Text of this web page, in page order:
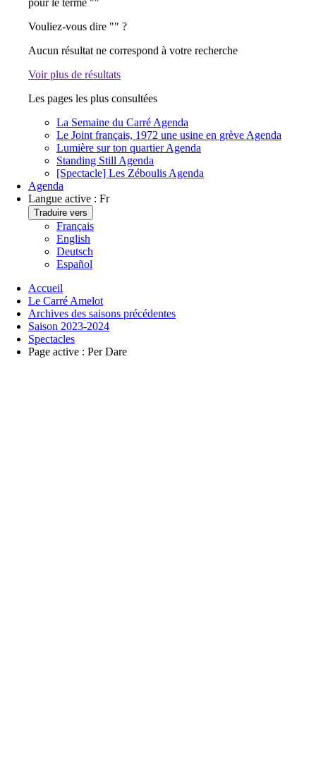
pour le terme ""
Vouliez-vous dire "" ?
Aucun résultat ne correspond à votre recherche
Voir plus de résultats
Les pages les plus consultées
La Semaine du Carré Agenda
Le Joint français, 1972 une usine en grève Agenda
Lumière sur ton quartier Agenda
Standing Still Agenda
[Spectacle] Les Zéboulis Agenda
Agenda
Langue active : Fr
Traduire vers
Français
English
Deutsch
Español
Accueil
Le Carré Amelot
Archives des saisons précédentes
Saison 2023-2024
Spectacles
Page active : Per Dare